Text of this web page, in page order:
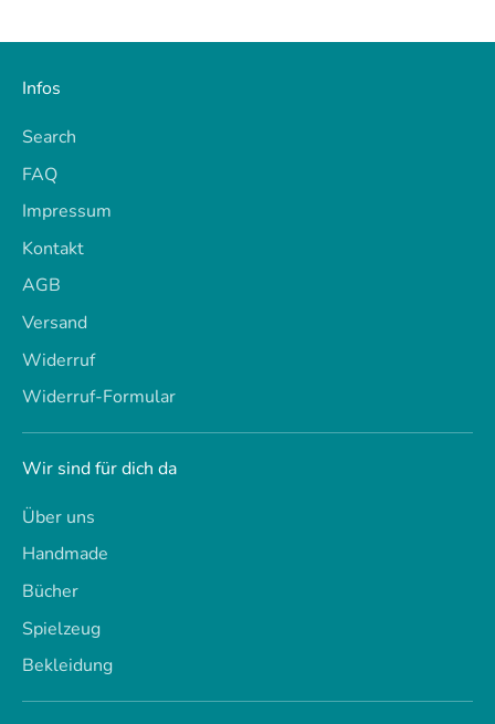
Infos
Search
FAQ
Impressum
Kontakt
AGB
Versand
Widerruf
Widerruf-Formular
Wir sind für dich da
Über uns
Handmade
Bücher
Spielzeug
Bekleidung